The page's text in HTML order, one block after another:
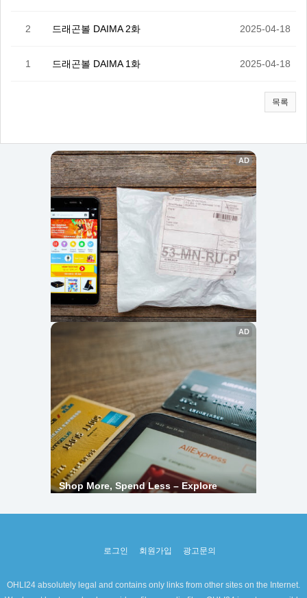
2 드래곤볼 DAIMA 2화 2025-04-18
1 드래곤볼 DAIMA 1화 2025-04-18
목록
로그인 회원가입 광고문의
OHLI24 absolutely legal and contains only links from other sites on the Internet.